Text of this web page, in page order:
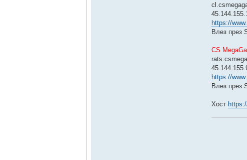
https://
Влез през
CS
https://
Влез през
Хост